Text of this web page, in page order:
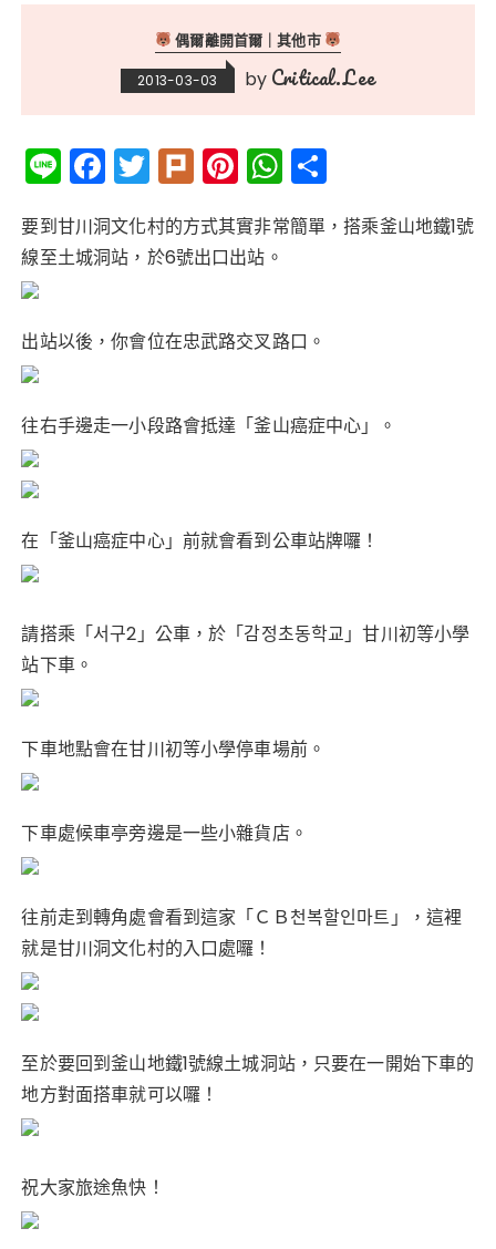
偶爾離開首爾｜其他市
2013-03-03 by Critical.Lee
Li
n
e
F
a
c
e
o
k
T
w
it
te
Pl
ur
k
Pi
n
te
re
W
h
a
p
要到甘川洞文化村的方式其實非常簡單 ，搭乘釜山地鐵1號
線至土城洞站，於6號出口出站。
出站以後，你會位在忠武路交叉路口。
往右手邊走一小段路會抵達「釜山癌症中心」。
在「釜山癌症中心」前就會看到公車站牌囉！
請搭乘「서구2」公車，於「감정초동학교」甘川初等小學
站下車。
下車地點會在甘川初等小學停車場前。
下車處候車亭旁邊是一些小雜貨店。
往前走到轉角處會看到這家「ＣＢ천복할인마트」，這裡
就是甘川洞文化村的入口處囉！
至於要回到釜山地鐵1號線土城洞站，只要在一開始下車的
地方對面搭車就可以囉！
祝大家旅途魚快！